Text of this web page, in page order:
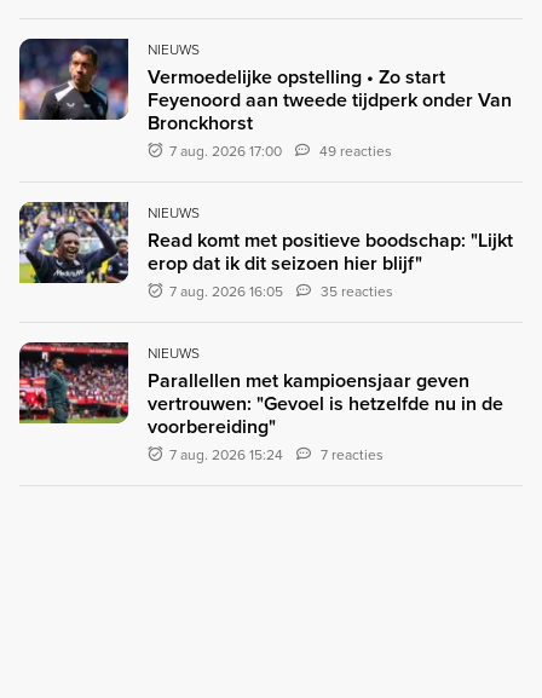
NIEUWS
Vermoedelijke opstelling • Zo start
Feyenoord aan tweede tijdperk onder Van
Bronckhorst
7 aug. 2026 17:00 49 reacties
NIEUWS
Read komt met positieve boodschap: "Lijkt
erop dat ik dit seizoen hier blijf"
7 aug. 2026 16:05 35 reacties
NIEUWS
Parallellen met kampioensjaar geven
vertrouwen: "Gevoel is hetzelfde nu in de
voorbereiding"
7 aug. 2026 15:24 7 reacties